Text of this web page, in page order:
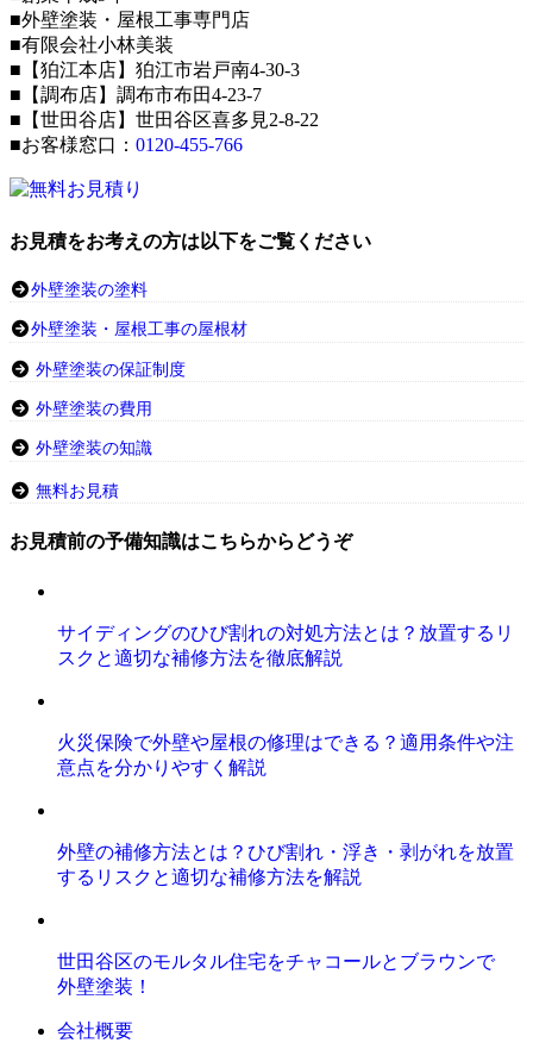
■外壁塗装・屋根工事専門店
■有限会社小林美装
■【狛江本店】狛江市岩戸南4-30-3
■【調布店】調布市布田4-23-7
■【世田谷店】世田谷区喜多見2-8-22
■お客様窓口： 0120-455-766
お見積をお考えの方は以下をご覧ください
外壁塗装の塗料
外壁塗装・屋根工事の屋根材
外壁塗装の保証制度
外壁塗装の費用
外壁塗装の知識
無料お見積
お見積前の予備知識はこちらからどうぞ
サイディングのひび割れの対処方法とは？放置するリ
スクと適切な補修方法を徹底解説
火災保険で外壁や屋根の修理はできる？適用条件や注
意点を分かりやすく解説
外壁の補修方法とは？ひび割れ・浮き・剥がれを放置
するリスクと適切な補修方法を解説
世田谷区のモルタル住宅をチャコールとブラウンで
外壁塗装！
会社概要